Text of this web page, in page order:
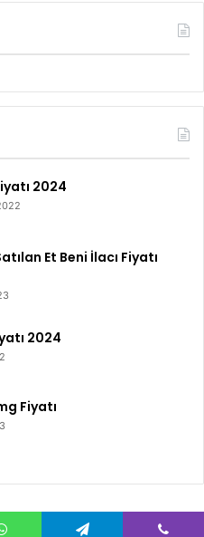
2024
Et Beni İlacı Fiyatı
2024
Fiyatı